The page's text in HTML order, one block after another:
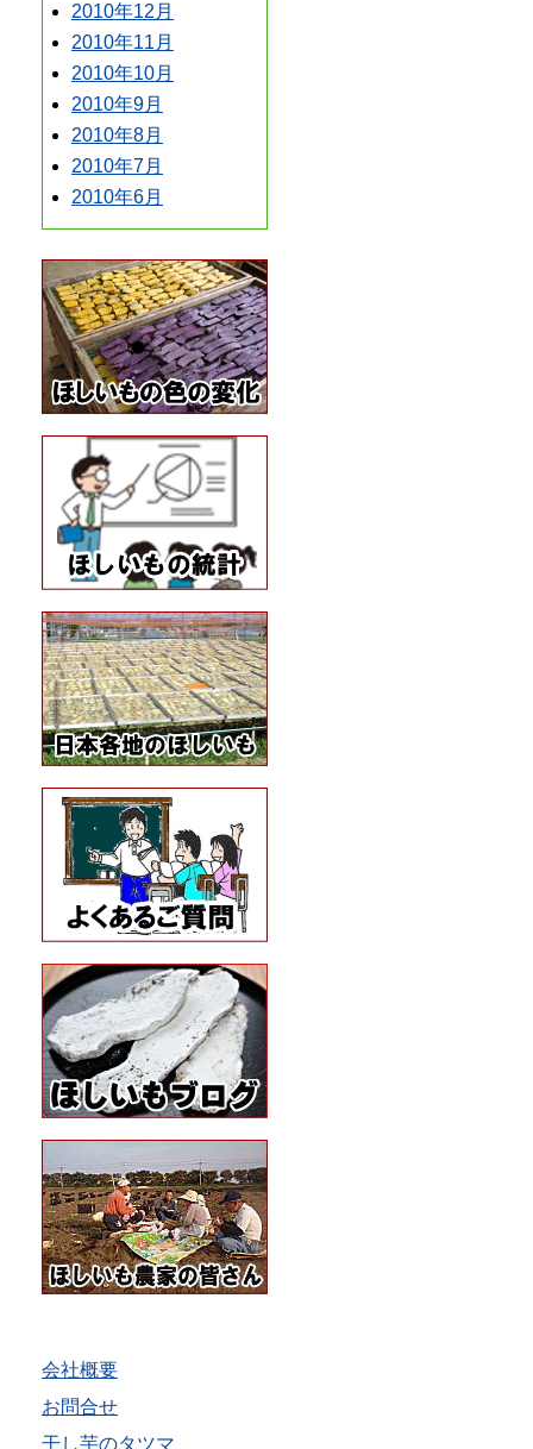
2010年12月
2010年11月
2010年10月
2010年9月
2010年8月
2010年7月
2010年6月
会社概要
お問合せ
干し芋のタツマ